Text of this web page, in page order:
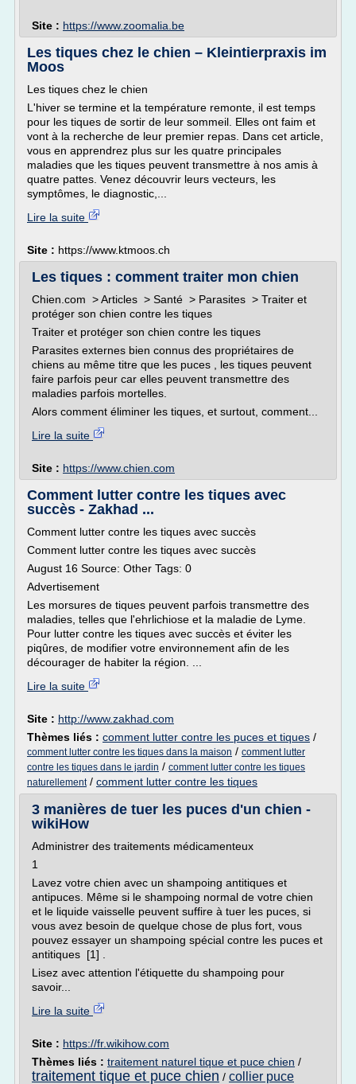
Site : https://www.zoomalia.be
Les tiques chez le chien – Kleintierpraxis im
Moos
Les tiques chez le chien
L'hiver se termine et la température remonte, il est temps
pour les tiques de sortir de leur sommeil. Elles ont faim et
vont à la recherche de leur premier repas. Dans cet article,
vous en apprendrez plus sur les quatre principales
maladies que les tiques peuvent transmettre à nos amis à
quatre pattes. Venez découvrir leurs vecteurs, les
symptômes, le diagnostic,...
Lire la suite
Site : https://www.ktmoos.ch
Les tiques : comment traiter mon chien
Chien.com > Articles > Santé > Parasites > Traiter et
protéger son chien contre les tiques
Traiter et protéger son chien contre les tiques
Parasites externes bien connus des propriétaires de
chiens au même titre que les puces , les tiques peuvent
faire parfois peur car elles peuvent transmettre des
maladies parfois mortelles.
Alors comment éliminer les tiques, et surtout, comment...
Lire la suite
Site : https://www.chien.com
Comment lutter contre les tiques avec
succès - Zakhad ...
Comment lutter contre les tiques avec succès
Comment lutter contre les tiques avec succès
August 16 Source: Other Tags: 0
Advertisement
Les morsures de tiques peuvent parfois transmettre des
maladies, telles que l'ehrlichiose et la maladie de Lyme.
Pour lutter contre les tiques avec succès et éviter les
piqûres, de modifier votre environnement afin de les
décourager de habiter la région. ...
Lire la suite
Site : http://www.zakhad.com
Thèmes liés : comment lutter contre les puces et tiques /
comment lutter contre les tiques dans la maison / comment lutter
contre les tiques dans le jardin / comment lutter contre les tiques
naturellement/ comment lutter contre les tiques
3 manières de tuer les puces d'un chien -
wikiHow
Administrer des traitements médicamenteux
1
Lavez votre chien avec un shampoing antitiques et
antipuces. Même si le shampoing normal de votre chien
et le liquide vaisselle peuvent suffire à tuer les puces, si
vous avez besoin de quelque chose de plus fort, vous
pouvez essayer un shampoing spécial contre les puces et
antitiques [1] .
Lisez avec attention l'étiquette du shampoing pour
savoir...
Lire la suite
Site : https://fr.wikihow.com
Thèmes liés : traitement naturel tique et puce chien /
traitement tique et puce chien / collier puce